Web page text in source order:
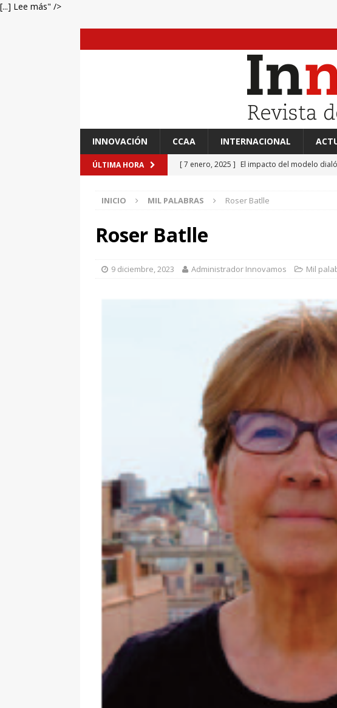
[...] Lee más" />
INNOVACIÓN CCAA INTERNACIONAL
ÚLTIMA HORA [ 7 enero, 2025 ] El impacto del modelo
[ 7 enero, 2025 ] “Marinero en tierra,
Ateneo de Jerez
[ 7 enero, 2025 ] Adrián Aguayo Llanos
Primaria Prof. Heliodoro Ruiz Castillo
INICIO MIL PALABRAS Roser Batlle
Roser Batlle
9 diciembre, 2023 Administrador Innovamos Mil